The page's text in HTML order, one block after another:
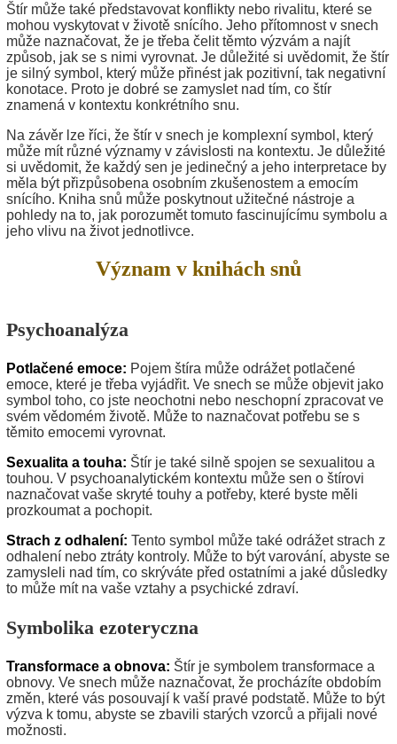
Štír může také představovat konflikty nebo rivalitu, které se
mohou vyskytovat v životě snícího. Jeho přítomnost v snech
může naznačovat, že je třeba čelit těmto výzvám a najít
způsob, jak se s nimi vyrovnat. Je důležité si uvědomit, že štír
je silný symbol, který může přinést jak pozitivní, tak negativní
konotace. Proto je dobré se zamyslet nad tím, co štír
znamená v kontextu konkrétního snu.
Na závěr lze říci, že štír v snech je komplexní symbol, který
může mít různé významy v závislosti na kontextu. Je důležité
si uvědomit, že každý sen je jedinečný a jeho interpretace by
měla být přizpůsobena osobním zkušenostem a emocím
snícího. Kniha snů může poskytnout užitečné nástroje a
pohledy na to, jak porozumět tomuto fascinujícímu symbolu a
jeho vlivu na život jednotlivce.
Význam v knihách snů
Psychoanalýza
Potlačené emoce: Pojem štíra může odrážet potlačené
emoce, které je třeba vyjádřit. Ve snech se může objevit jako
symbol toho, co jste neochotni nebo neschopní zpracovat ve
svém vědomém životě. Může to naznačovat potřebu se s
těmito emocemi vyrovnat.
Sexualita a touha: Štír je také silně spojen se sexualitou a
touhou. V psychoanalytickém kontextu může sen o štírovi
naznačovat vaše skryté touhy a potřeby, které byste měli
prozkoumat a pochopit.
Strach z odhalení: Tento symbol může také odrážet strach z
odhalení nebo ztráty kontroly. Může to být varování, abyste se
zamysleli nad tím, co skrýváte před ostatními a jaké důsledky
to může mít na vaše vztahy a psychické zdraví.
Symbolika ezoteryczna
Transformace a obnova: Štír je symbolem transformace a
obnovy. Ve snech může naznačovat, že procházíte obdobím
změn, které vás posouvají k vaší pravé podstatě. Může to být
výzva k tomu, abyste se zbavili starých vzorců a přijali nové
možnosti.